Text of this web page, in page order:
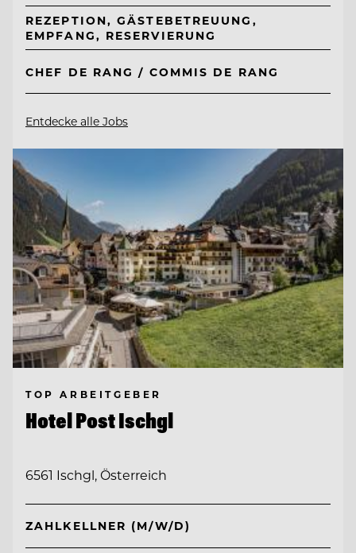
REZEPTION, GÄSTEBETREUUNG,
EMPFANG, RESERVIERUNG
CHEF DE RANG / COMMIS DE RANG
Entdecke alle Jobs
TOP ARBEITGEBER
Hotel Post Ischgl
6561 Ischgl, Österreich
ZAHLKELLNER (M/W/D)